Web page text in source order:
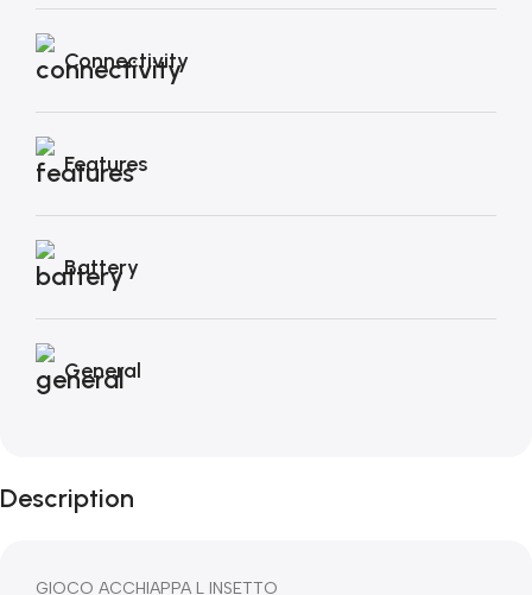
Connectivity
Features
Battery
General
Description
GIOCO ACCHIAPPA L INSETTO